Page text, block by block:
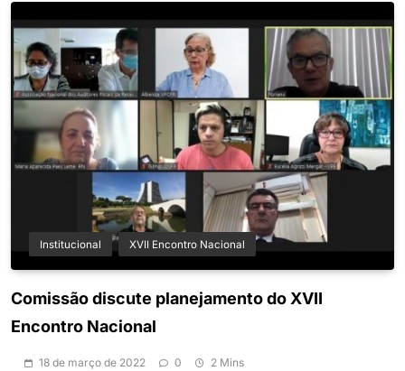
Institucional XVII Encontro Nacional
Comissão discute planejamento do XVII
Encontro Nacional
18 de março de 2022 0 2 Mins